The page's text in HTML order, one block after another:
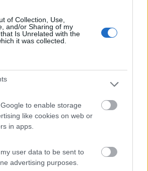
of Collection, Use,
and/or Sharing of my
Is Unrelated with the
it was collected.
to enable storage
like cookies on web or
in apps.
user data to be sent to
advertising purposes.
alle:20:51:02
ad un aviatore da almeno